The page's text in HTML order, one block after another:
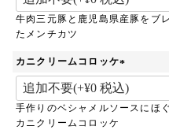
必
須
)
牛肉三元豚と鹿児島県産豚をブ
たメンチカツ
カニクリームコロッケ
(
必
須
手作りのベシャメルソースにほ
カニクリームコロッケ